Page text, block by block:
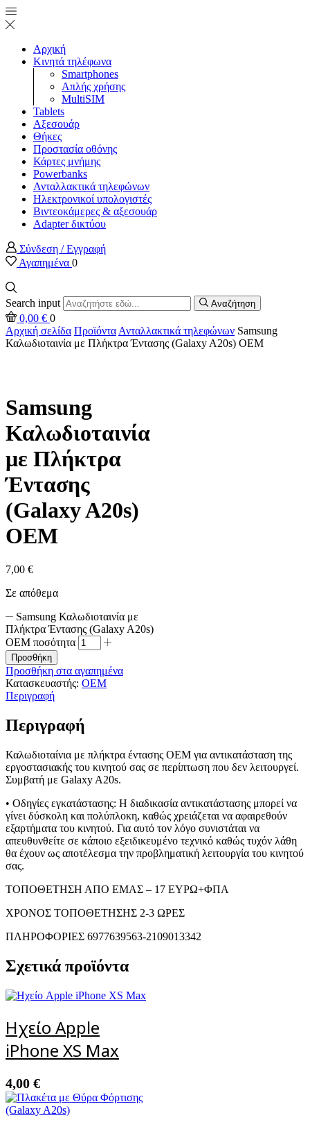
Αρχική
Κινητά τηλέφωνα
Smartphones
Απλής χρήσης
MultiSIM
Tablets
Αξεσουάρ
Θήκες
Προστασία οθόνης
Κάρτες μνήμης
Powerbanks
Ανταλλακτικά τηλεφώνων
Ηλεκτρονικοί υπολογιστές
Βιντεοκάμερες & αξεσουάρ
Adapter δικτύου
Σύνδεση / Εγγραφή
Αγαπημένα 0
Search input Αναζήτηση
0,00 € 0
Αρχική σελίδα Προϊόντα Ανταλλακτικά τηλεφώνων Samsung
Καλωδιοταινία με Πλήκτρα Έντασης (Galaxy A20s) OEM
Samsung
Καλωδιοταινία
με Πλήκτρα
Έντασης
(Galaxy A20s)
OEM
7,00 €
Σε απόθεμα
Samsung Καλωδιοταινία με
Πλήκτρα Έντασης (Galaxy A20s)
OEM ποσότητα
Προσθήκη
Προσθήκη στα αγαπημένα
Κατασκευαστής: OEM
Περιγραφή
Περιγραφή
Καλωδιοταίνια με πλήκτρα έντασης OEM για αντικατάσταση της
εργοστασιακής του κινητού σας σε περίπτωση που δεν λειτουργεί.
Συμβατή με Galaxy A20s.
• Οδηγίες εγκατάστασης: Η διαδικασία αντικατάστασης μπορεί να
γίνει δύσκολη και πολύπλοκη, καθώς χρειάζεται να αφαιρεθούν
εξαρτήματα του κινητού. Για αυτό τον λόγο συνιστάται να
απευθυνθείτε σε κάποιο εξειδικευμένο τεχνικό καθώς τυχόν λάθη
θα έχουν ως αποτέλεσμα την προβληματική λειτουργία του κινητού
σας.
ΤΟΠΟΘΕΤΗΣΗ ΑΠΟ ΕΜΑΣ – 17 ΕΥΡΩ+ΦΠΑ
ΧΡΟΝΟΣ ΤΟΠΟΘΕΤΗΣΗΣ 2-3 ΩΡΕΣ
ΠΛΗΡΟΦΟΡΙΕΣ 6977639563-2109013342
Σχετικά προϊόντα
Ηχείο Apple
iPhone XS Max
4,00 €